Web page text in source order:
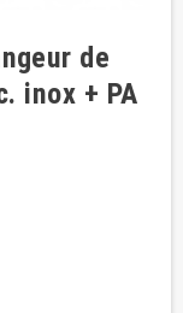
de
inox + PA